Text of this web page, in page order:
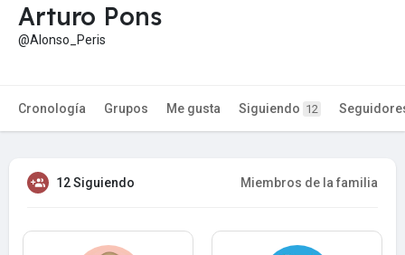
Arturo Pons
@Alonso_Peris
Cronología Grupos Me gusta Siguiendo 12
12 Siguiendo Miembros de la familia